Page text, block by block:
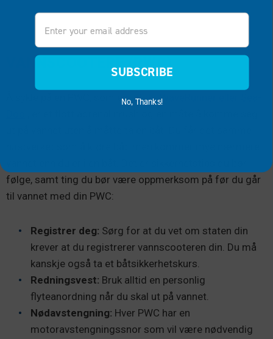
VANNSCOOTERE (PWC)
Å sykle på en PWC, som enjetski, WaveRunner eller Sea-
følge, samt ting du bør være oppmerksom på før du går
til vannet med din PWC:
Registrer deg: Sørg for at du vet om staten din
krever at du registrerer vannscooteren din. Du må
kanskje også ta et båtsikkerhetskurs.
Redningsvest: Bruk alltid en personlig
flyteanordning når du skal ut på vannet.
Nødavstengning: Hver PWC har en
motoravstengningssnor som vil være nødvendig
Email
SUBSCRIBE
No, Thanks!